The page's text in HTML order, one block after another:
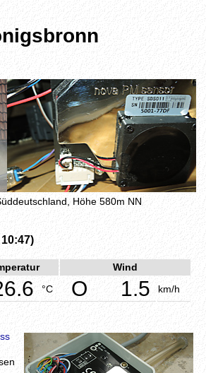
Höhe 580m NN
Wind
°C O 1.5 km/h